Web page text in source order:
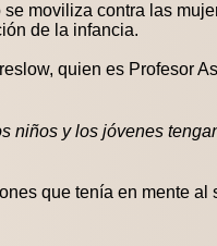
moviliza contra las
de la infancia.
quien es Profesor
niños y los jóvenes
que tenía en mente